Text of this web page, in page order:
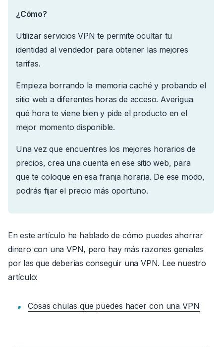
¿Cómo?
Utilizar servicios VPN te permite ocultar tu
identidad al vendedor para obtener las mejores
tarifas.
Empieza borrando la memoria caché y probando el
sitio web a diferentes horas de acceso. Averigua
qué hora te viene bien y pide el producto en el
mejor momento disponible.
Una vez que encuentres los mejores horarios de
precios, crea una cuenta en ese sitio web, para
que te coloque en esa franja horaria. De ese modo,
podrás fijar el precio más oportuno.
En este artículo he hablado de cómo puedes ahorrar
dinero con una VPN, pero hay más razones geniales
por las que deberías conseguir una VPN. Lee nuestro
artículo:
Cosas chulas que puedes hacer con una VPN